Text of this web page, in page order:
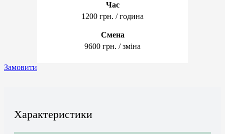
Час
1200 грн. / година
Смена
9600 грн. / зміна
Замовити
Характеристики